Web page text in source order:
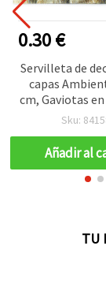
0.30 €
Servilleta de
capas
cm, Gaviotas
- 1
Sku:
Añadir al
TU